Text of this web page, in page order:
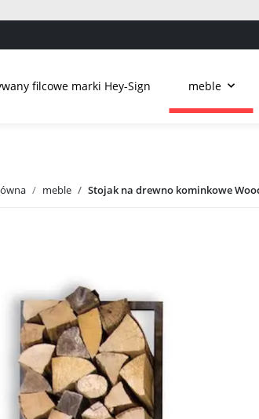
filcowe marki Hey-Sign meble
meble Stojak na drewno kominkowe